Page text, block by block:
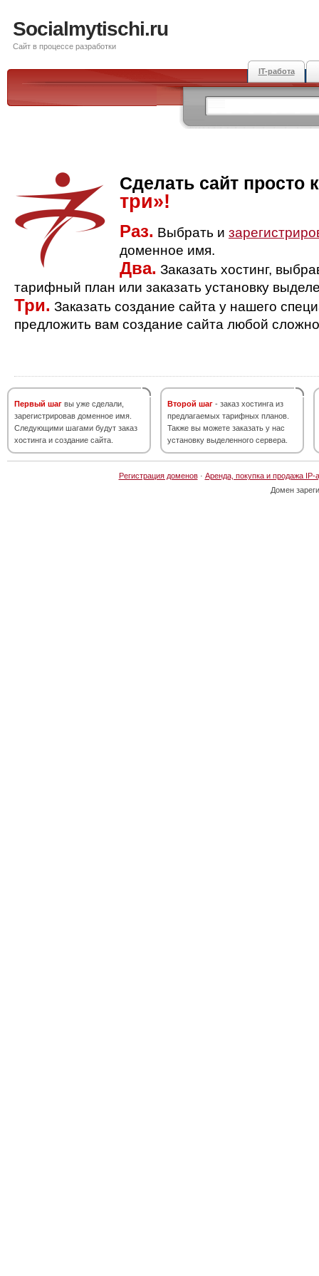
Socialmytischi.ru
Сайт в процессе разработки
IT-работа
Сделать сайт просто
три»!
Раз. Выбрать и
доменное имя.
Два. Заказать хостинг,
тарифный план или заказать установку
Три. Заказать создание сайта у нашего
предложить вам создание сайта любой
Первый шаг вы уже сделали,
зарегистрировав доменное имя.
Следующими шагами будут заказ
хостинга и создание сайта.
Второй шаг - заказ хостинга из
предлагаемых тарифных планов.
Также вы можете заказать у нас
установку выделенного сервера.
Регистрация доменов· Аренда, покупка и продажа IP-
Домен